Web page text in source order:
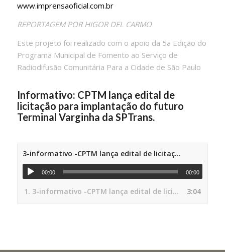
www.imprensaoficial.com.br
REPORTAGEM POR HIGOR DEL CARMO
Este projeto foi realizado com o apoio da 5a Edição do
Programa Municipal de Fomento ao Serviço de
Radiodifusão Comunitária Para a Cidade de São Paulo
Informativo: CPTM lança edital de
licitação para implantação do futuro
Terminal Varginha da SPTrans.
3-informativo -CPTM lança edital de licitação para implantação do futuro Terminal Varginha da SPTrans
00:00 00:00
1. 3-informativo -CPTM lança edital de licitação para implantação do futuro Terminal Varginha da SPTrans 3:04